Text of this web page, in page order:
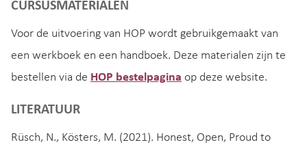
CURSUSMATERIALEN
Voor de uitvoering van HOP wordt gebruikgemaakt van
een werkboek en een handboek. Deze materialen zijn te
bestellen via de HOP bestelpagina op deze website.
LITERATUUR
Rüsch, N., Kösters, M. (2021). Honest, Open, Proud to